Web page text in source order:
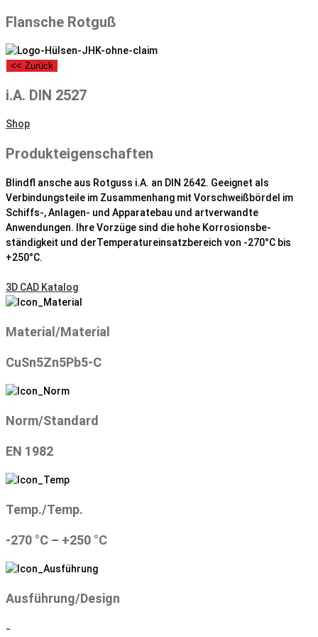
Flansche Rotguß
<< Zurück
i.A. DIN 2527
Shop
Produkteigenschaften
Blindﬂ ansche aus Rotguss i.A. an DIN 2642. Geeignet als
Verbindungsteile im Zusammenhang mit Vorschweißbördel im
Schiffs-, Anlagen- und Apparatebau und artverwandte
Anwendungen. Ihre Vorzüge sind die hohe Korrosionsbe-
ständigkeit und derTemperatureinsatzbereich von -270°C bis
+250°C.
3D CAD Katalog
Material/Material
CuSn5Zn5Pb5-C
Norm/Standard
EN 1982
Temp./Temp.
-270 °C – +250 °C
Ausführung/Design
-